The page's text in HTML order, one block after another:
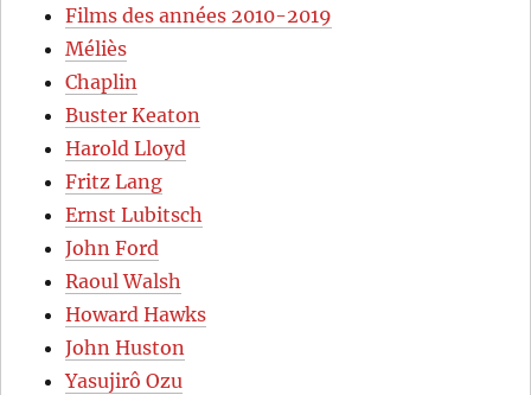
Films des années 2010-2019
Méliès
Chaplin
Buster Keaton
Harold Lloyd
Fritz Lang
Ernst Lubitsch
John Ford
Raoul Walsh
Howard Hawks
John Huston
Yasujirô Ozu